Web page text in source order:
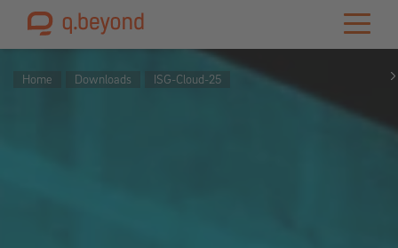
Home Downloads ISG-Cloud-25